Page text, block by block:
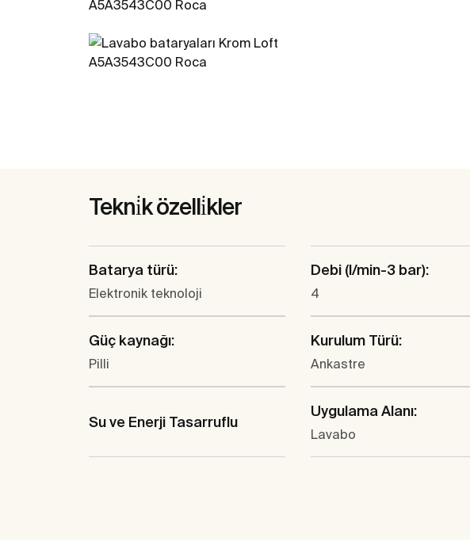
Tekni̇k özelli̇kler
Batarya türü:
Elektronik teknoloji
Debi (l/min-3 bar):
4
Güç kaynağı:
Pilli
Kurulum Türü:
Ankastre
Su ve Enerji Tasarruflu
Uygulama Alanı:
Lavabo